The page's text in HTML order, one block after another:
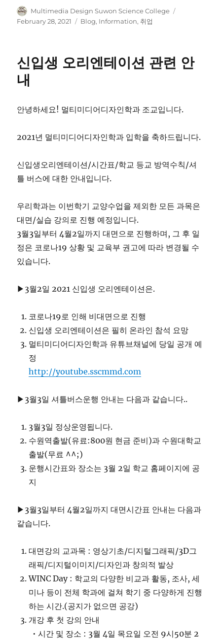
Author
Multimedia Design Suwon Science College
February 28, 2021 Categories
Blog, Information, 취업
신입생 오리엔테이션 관련 안
내
안녕하세요! 멀티미디어디자인학과 조교입니다.
2021년 멀티미디어디자인학과 입학을 축하드립니다.
신입생오리엔테이션/시간표/학교 등교 방역수칙/셔
틀 버스에 대한 안내입니다.
우리학과는 이번학기 교양수업을 제외한 모든 과목은
대면/실습 강의로 진행 예정입니다.
3월3일부터 4월2일까지 대면으로 진행하며, 그 후 일
정은 코로나19 상황 및 교육부 권고에 따라 변경될 수
있습니다.
▶3월2일 2021 신입생 오리엔테이션은.
코로나19로 인해 비대면으로 진행
신입생 오리엔테이션은 필히 온라인 참석 요망
멀티미디어디자인학과 유튜브채널에 당일 공개 예
정
http://youtube.sscmmd.com
▶3월3일 셔틀버스운행 안내는 다음과 같습니다..
3월3일 정상운영됩니다.
수원역출발(유료:800원 현금 준비)과 수원대학교
출발(무료 ^^;)
운행시간표와 장소는 3월 2일 학교 홈페이지에 공
지
▶3월3일부터 4월2일까지 대면시간표 안내는 다음과
같습니다.
대면강의 교과목 : 영상기초/디지털그래픽/3D그
래픽/디지털이미지/디자인과 창의적 발상
WINC Day : 학교의 다양한 비교과 활동, 조사, 세
미나 등이 전체 학과에 걸쳐 학기 중 다양하게 진행
하는 시간.(공지가 없으면 공강)
개강 후 첫 강의 안내
• 시간 및 장소 : 3월 4일 목요일 오전 9시50분 2